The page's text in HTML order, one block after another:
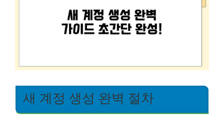
새 계정 생성 완벽 절차